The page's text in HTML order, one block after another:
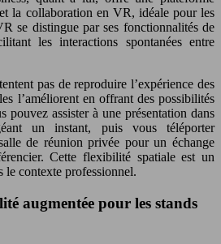
la collaboration en VR, idéale pour les
se distingue par ses fonctionnalités de
les interactions spontanées entre
pas de reproduire l’expérience des
l’améliorent en offrant des possibilités
pouvez assister à une présentation dans
un instant, puis vous téléporter
de réunion privée pour un échange
Cette flexibilité spatiale est un
le contexte professionnel.
augmentée pour les stands